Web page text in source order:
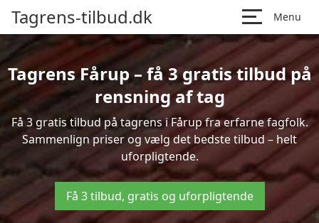
Tagrens-tilbud.dk Menu
Tagrens Fårup – få 3 gratis tilbud på
rensning af tag
Få 3 gratis tilbud på tagrens i Fårup fra erfarne fagfolk.
Sammenlign priser og vælg det bedste tilbud – helt
uforpligtende.
Få 3 tilbud, gratis og uforpligtende